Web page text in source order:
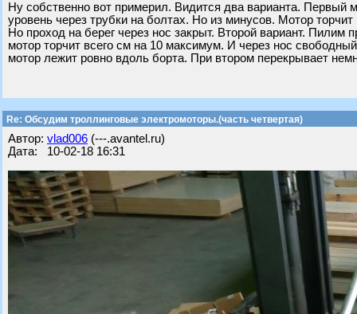
Ну собственно вот примерил. Видится два варианта.
уровень через трубки на болтах. Но из минусов. Мотор
Но проход на берег через нос закрыт. Второй вариант.
мотор торчит всего см на 10 максимум. И через нос
мотор лежит ровно вдоль борта. При втором перекрывает
Re: Обсудим троллинговые электромоторы.(часть четвертая)
Автор: vlad006 (---.avantel.ru)
Дата: 10-02-18 16:31